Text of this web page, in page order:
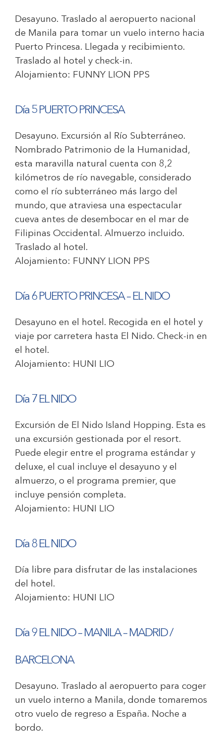
Desayuno. Traslado al aeropuerto nacional
de Manila para tomar un vuelo interno hacia
Puerto Princesa. Llegada y recibimiento.
Traslado al hotel y check-in.
Alojamiento: FUNNY LION PPS
Día 5 PUERTO PRINCESA
Desayuno. Excursión al Río Subterráneo.
Nombrado Patrimonio de la Humanidad,
esta maravilla natural cuenta con 8,2
kilómetros de río navegable, considerado
como el río subterráneo más largo del
mundo, que atraviesa una espectacular
cueva antes de desembocar en el mar de
Filipinas Occidental. Almuerzo incluido.
Traslado al hotel.
Alojamiento: FUNNY LION PPS
Día 6 PUERTO PRINCESA – EL NIDO
Desayuno en el hotel. Recogida en el hotel y
viaje por carretera hasta El Nido. Check-in en
el hotel.
Alojamiento: HUNI LIO
Día 7 EL NIDO
Excursión de El Nido Island Hopping. Esta es
una excursión gestionada por el resort.
Puede elegir entre el programa estándar y
deluxe, el cual incluye el desayuno y el
almuerzo, o el programa premier, que
incluye pensión completa.
Alojamiento: HUNI LIO
Día 8 EL NIDO
Día libre para disfrutar de las instalaciones
del hotel.
Alojamiento: HUNI LIO
Día 9 EL NIDO – MANILA – MADRID /
BARCELONA
Desayuno. Traslado al aeropuerto para coger
un vuelo interno a Manila, donde tomaremos
otro vuelo de regreso a España. Noche a
bordo.